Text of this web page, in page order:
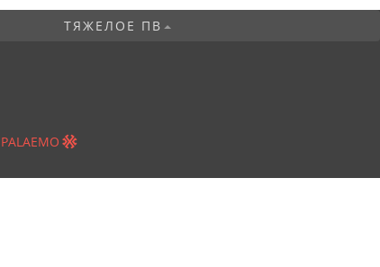
ТЯЖЕЛОЕ ПВ
PALAEMO